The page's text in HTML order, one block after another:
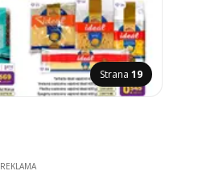
Strana 19
REKLAMA